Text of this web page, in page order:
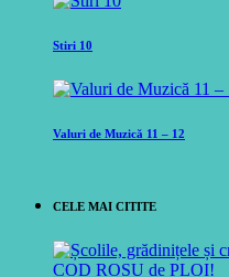
Stiri 10
Valuri de Muzică 11 – 12
CELE MAI CITITE